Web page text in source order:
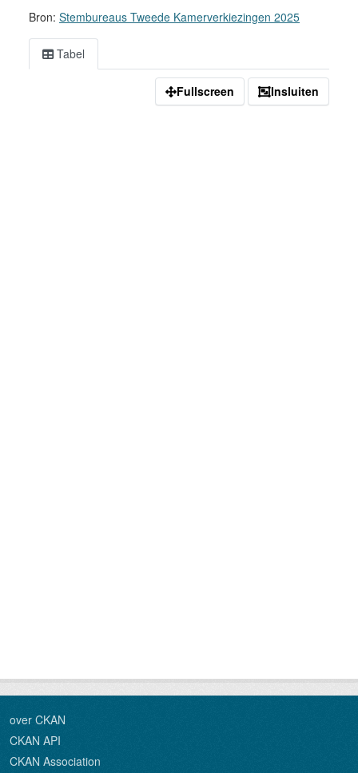
Bron: Stembureaus Tweede Kamerverkiezingen 2025
Tabel
Fullscreen Insluiten
over CKAN
CKAN API
CKAN Association